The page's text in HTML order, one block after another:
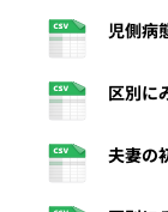
児側病
区別に
夫妻の